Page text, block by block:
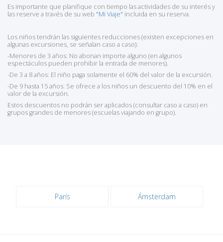
Es importante que planifique con tiempo las actividades de su interés y
las reserve a través de su web "Mi Viaje" incluida en su reserva.
Los niños tendrán las siguientes reducciones (existen excepciones en
algunas excursiones, se señalan caso a caso):
-Menores de 3 años: No abonan importe alguno (en algunos
espectáculos pueden prohibir la entrada de menores).
-De 3 a 8 años: El niño paga solamente el 60% del valor de la excursión.
-De 9 hasta 15 años: Se ofrece a los niños un descuento del 10% en el
valor de la excursión.
Estos descuentos no podrán ser aplicados (consultar caso a caso) en
grupos grandes de menores (escuelas viajando en grupo).
París Ámsterdam